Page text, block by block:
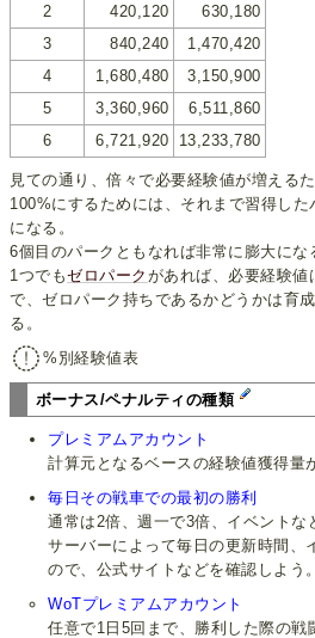
2
420,120
630,180
3
840,240
1,470,420
4
1,680,480
3,150,900
5
3,360,960
6,511,860
6
6,721,920 13,233,780
見ての通り、倍々で必要経験値が増える
100%にするためには、それまで習得し
になる。
6個目のパークともなれば非常に膨大にな
1つでもゼロパーク があれば、必要経験
で、ゼロパーク持ちであるかどうかは育
る。
%別経験値表
ボーナス/ペナルティの種類
プレミアムアカウント
計算元となるベースの経験値獲得量
毎日その戦車での最初の勝利
通常は2倍、週一で3倍、イベントな
サーバーによって毎日の更新時間、
ので、公式サイトなどを確認しよう。
WoTプレミアムアカウント
任意で1日5回まで、勝利した際の戦